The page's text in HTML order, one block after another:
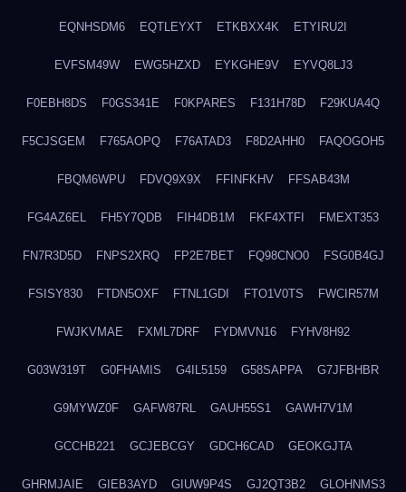
EQNHSDM6 EQTLEYXT ETKBXX4K ETYIRU2I
EVFSM49W EWG5HZXD EYKGHE9V EYVQ8LJ3
F0EBH8DS F0GS341E F0KPARES F131H78D F29KUA4Q
F5CJSGEM F765AOPQ F76ATAD3 F8D2AHH0 FAQOGOH5
FBQM6WPU FDVQ9X9X FFINFKHV FFSAB43M
FG4AZ6EL FH5Y7QDB FIH4DB1M FKF4XTFI FMEXT353
FN7R3D5D FNPS2XRQ FP2E7BET FQ98CNO0 FSG0B4GJ
FSISY830 FTDN5OXF FTNL1GDI FTO1V0TS FWCIR57M
FWJKVMAE FXML7DRF FYDMVN16 FYHV8H92
G03W319T G0FHAMIS G4IL5159 G58SAPPA G7JFBHBR
G9MYWZ0F GAFW87RL GAUH55S1 GAWH7V1M
GCCHB221 GCJEBCGY GDCH6CAD GEOKGJTA
GHRMJAIE GIEB3AYD GIUW9P4S GJ2QT3B2 GLOHNMS3